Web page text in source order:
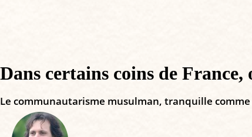
Dans certains coins de
Le communautarisme musulman, tranquille